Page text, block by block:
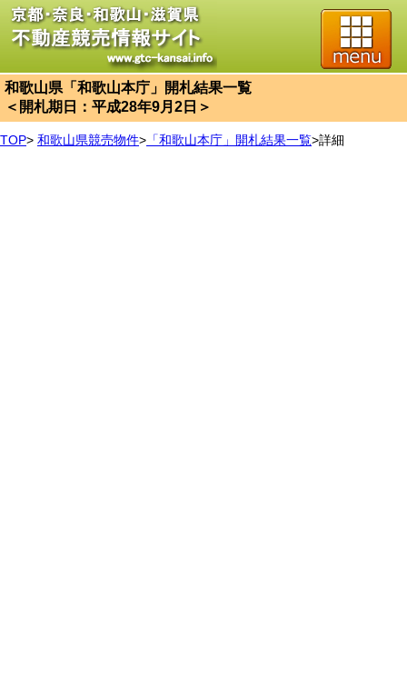
和歌山県「和歌山本庁」開札結果一覧
＜開札期日：平成28年9月2日＞
TOP> 和歌山県競売物件> 「和歌山本庁」開札結果一覧>詳細